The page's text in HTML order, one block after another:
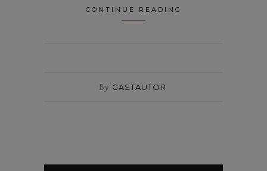
CONTINUE READING
By GASTAUTOR